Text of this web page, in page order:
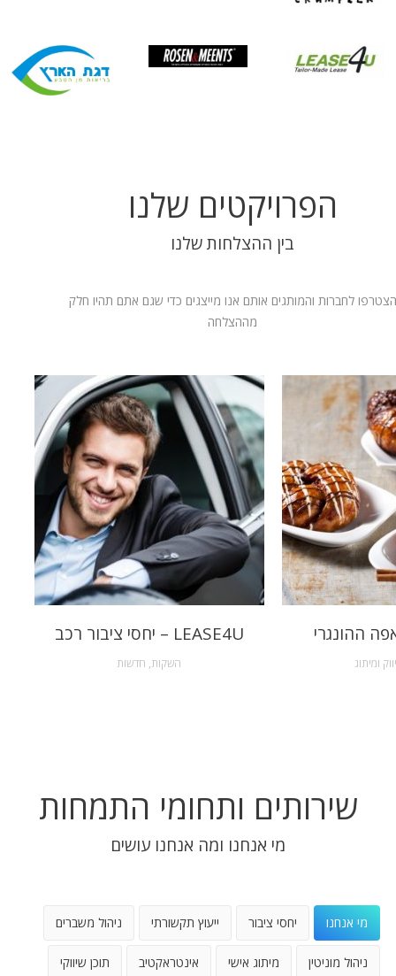
הפרויקטים שלנו
בין ההצלחות שלנו
הצטרפו לחברות והמותגים אותם אנו מייצגים כדי שגם אתם תהיו חלק
מההצלחה
LEASE4U – יחסי ציבור רכב
השקות, חדשות
ההונגרי
ומיתוג
שירותים ותחומי התמחות
מי אנחנו ומה אנחנו עושים
מי אנחנו יחסי ציבור ייעוץ תקשורתי ניהול משברים
ניהול מוניטין מיתוג אישי אינטראקטיב תוכן שיווקי